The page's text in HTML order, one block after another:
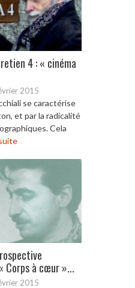
4 : « cinéma
2015
se caractérise
et par la radicalité
Cela
Corps à cœur »...
2015